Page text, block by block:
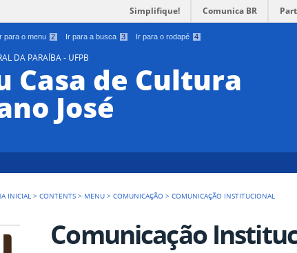
para o menu 2 Ir para a busca 3 Ir para o rodapé 4
Simplifique! Comunica BR
DA PARAÍBA - UFPB
Casa de Cultura
José
INICIAL >CONTENTS > MENU >COMUNICAÇÃO >COMUNICAÇÃO INSTITUCIONAL
Comunicação